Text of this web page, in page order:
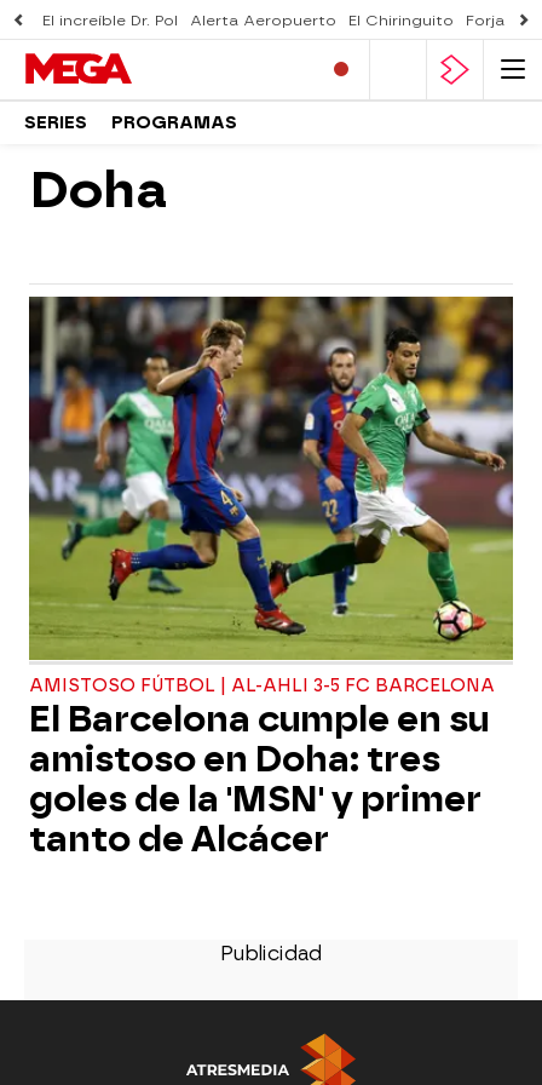
El increíble Dr. Pol Alerta Aeropuerto El Chiringuito Forjado
SERIES PROGRAMAS
Doha
AMISTOSO FÚTBOL | AL-AHLI 3-5 FC BARCELONA
El Barcelona cumple en su
amistoso en Doha: tres
goles de la 'MSN' y primer
tanto de Alcácer